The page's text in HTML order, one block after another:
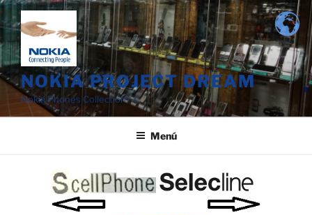
Saltar
al
contenido
NOKIA PROJECT DREAM
Nokia Phones Collection
Menú